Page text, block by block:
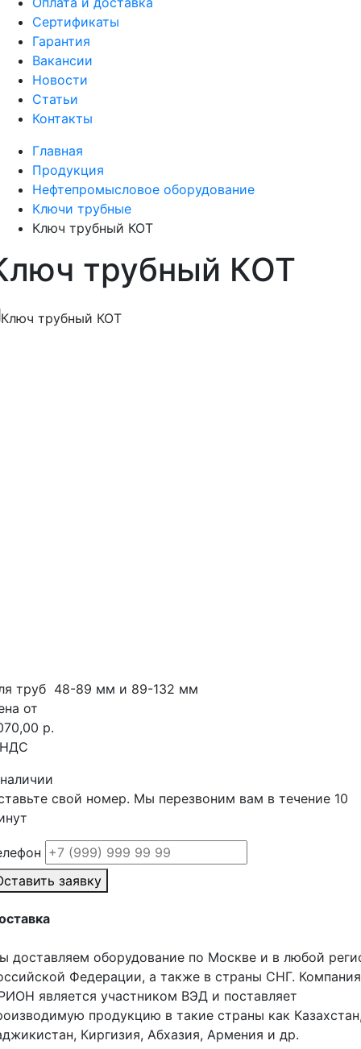
Сертификаты
Гарантия
Вакансии
Новости
Статьи
Контакты
Главная
Продукция
Нефтепромысловое оборудование
Ключи трубные
Ключ трубный КОТ
трубный КОТ
труб 48-89 мм и 89-132 мм
от
р.
свой номер. Мы перезвоним вам в течение 10
заявку
доставляем оборудование по Москве и в любой
Федерации, а также в страны СНГ. Компания
является участником ВЭД и поставляет
продукцию в такие страны как
Киргизия, Абхазия, Армения и др.